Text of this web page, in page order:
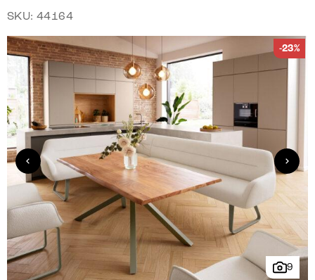
SKU: 44164
9
-23%